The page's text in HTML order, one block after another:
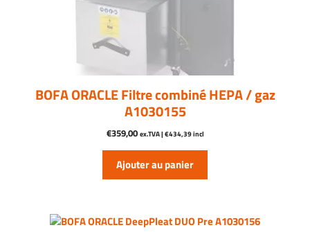
BOFA ORACLE Filtre combiné HEPA / gaz
A1030155
€359,00 ex.TVA | €434,39incl
Ajouter au panier